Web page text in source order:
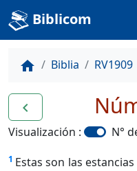
Biblicom
home Biblia RV1909
navigate_before
Visualización : N°
1 Estas son las